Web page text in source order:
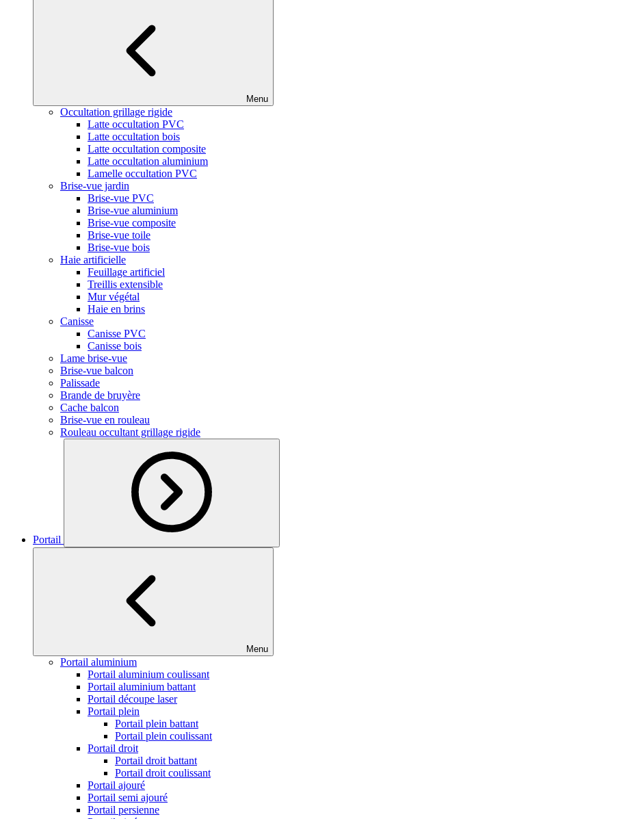
Menu
Occultation grillage rigide
Latte occultation PVC
Latte occultation bois
Latte occultation composite
Latte occultation aluminium
Lamelle occultation PVC
Brise-vue jardin
Brise-vue PVC
Brise-vue aluminium
Brise-vue composite
Brise-vue toile
Brise-vue bois
Haie artificielle
Feuillage artificiel
Treillis extensible
Mur végétal
Haie en brins
Canisse
Canisse PVC
Canisse bois
Lame brise-vue
Brise-vue balcon
Palissade
Brande de bruyère
Cache balcon
Brise-vue en rouleau
Rouleau occultant grillage rigide
Portail
Menu
Portail aluminium
Portail aluminium coulissant
Portail aluminium battant
Portail découpe laser
Portail plein
Portail plein battant
Portail plein coulissant
Portail droit
Portail droit battant
Portail droit coulissant
Portail ajouré
Portail semi ajouré
Portail persienne